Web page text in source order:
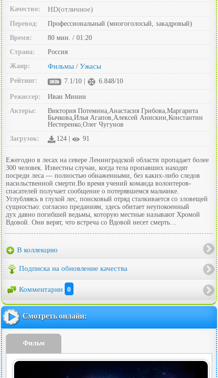
Качество:
HD(отличное)
Перевод:
Профессиональный (многоголосый, закадровый)
Время:
80 мин. / 01:20
Страна:
Россия
Жанр:
Фильмы / Ужасы
Рейтинг: 7.1/10 | 6.848/10
Режиссер:
Иван Минин
Актеры:
Виктория Потемина,Анастасия Грибова,Маргарита
Бычкова,Илья Агапов,Алексей Анискин,Константин
Нестеренко,Олег Чугунов
Загрузок:
124 | 91
Ежегодно в лесах на севере Ленинградской области пропадает более
300 человек. Известны случаи, когда тела пропавших находят
посреди леса — полностью обнаженными, без каких-либо следов
насильственной смерти.Во время учений команда волонтеров-
спасателей получает сообщение о потерявшемся мальчике.
Углубляясь в глухой лес, поисковый отряд сталкивается со зловещей
сущностью: согласно преданиям, здесь обитает неупокоенный
дух давно погибшей ведьмы, которую местные называют Хромой
Вдовой. Они верят, что встреча со Вдовой несет смерть…
В коллекцию
Подписка на обновление качества
Комментарии 0
Смотреть онлайн:
Фильм